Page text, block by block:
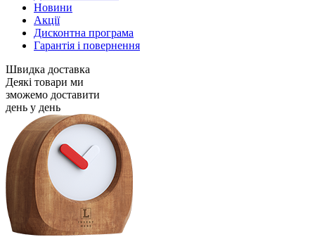
Новини
Акції
Дисконтна програма
Гарантія і повернення
Швидка доставка
Деякі товари ми
зможемо доставити
день у день